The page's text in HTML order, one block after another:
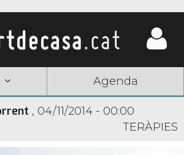
Agenda
, 04/11/2014 - 00:00
TERÀPIES